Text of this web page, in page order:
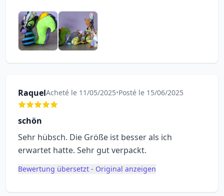
RaquelAcheté le 11/05/2025•Posté le 15/06/2025
schön
Sehr hübsch. Die Größe ist besser als ich
erwartet hatte. Sehr gut verpackt.
Bewertung übersetzt - Original anzeigen